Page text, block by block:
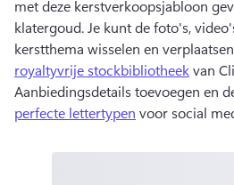
met deze kerstverkoopsjabloon
klatergoud. Je kunt de foto's,
kerstthema wisselen en
royaltyvrije stockbibliotheek
Aanbiedingsdetails toevoegen en
perfecte lettertypen voor social